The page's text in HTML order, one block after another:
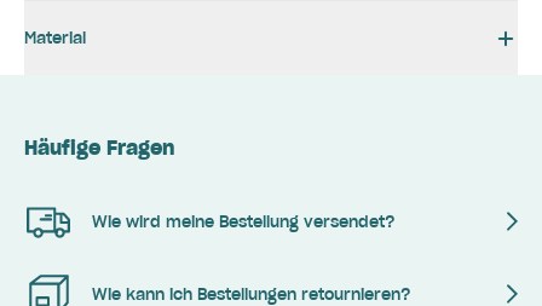
Material
Häufige Fragen
Wie wird meine Bestellung versendet?
Wie kann ich Bestellungen retournieren?